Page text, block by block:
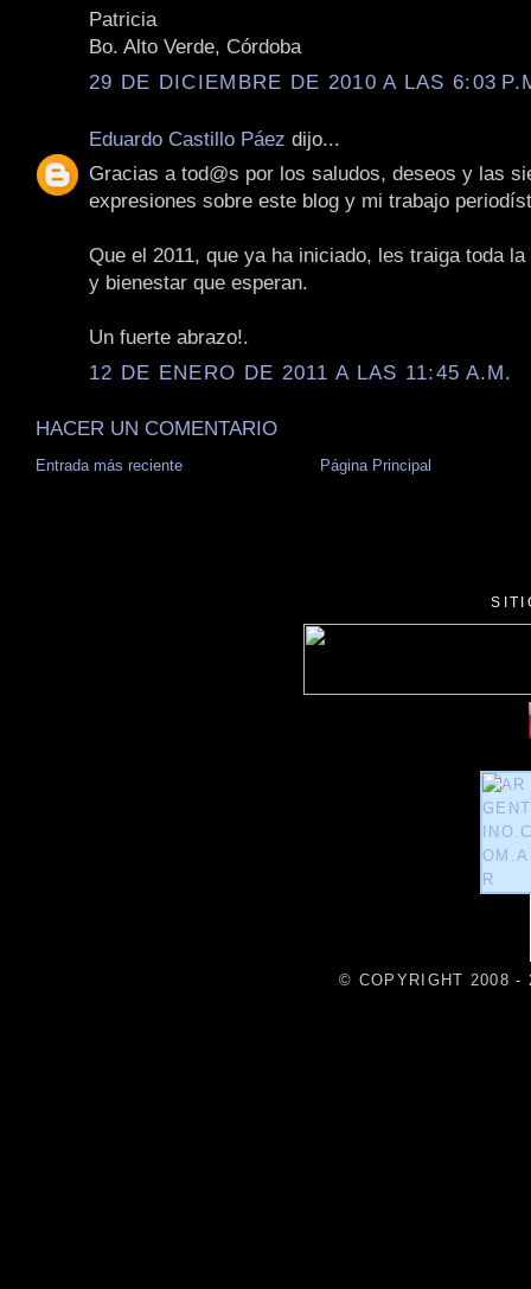
Patricia
Bo. Alto Verde, Córdoba
29 DE DICIEMBRE DE 2010 A LAS 6:03
Eduardo Castillo Páez dijo...
Gracias a tod@s por los saludos, deseos y las
expresiones sobre este blog y mi trabajo
Que el 2011, que ya ha iniciado, les traiga toda
y bienestar que esperan.
Un fuerte abrazo!.
12 DE ENERO DE 2011 A LAS 11:45 A.M.
HACER UN COMENTARIO
Entrada más reciente Página Principal
© COPYRIGHT 2008